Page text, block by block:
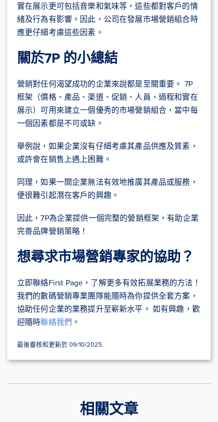
實在展示更可包括音樂和氣味等，這些都對客戶的情
緒及行為有影響。因此，公司在發展市場營銷組合時
應更仔細考慮這些因素。
關於7P 的小總結
營銷對任何渴望成功的企業來說都是至關重要。 7P
框架（價格、產品、渠道、促銷、人員、過程和實在
展示）可用來建立一個優秀的市場營銷組合，當中每
一個因素都是不可或缺。
舉例說，如果企業沒有仔細考慮其產品供應及質素，
或許會在銷售上遇上困難。
同理，如果一間企業無法有效地推廣其產品或服務，
便很難引起潛在客戶的興趣。
因此，7P為企業提供一個完整的營銷框架，有助企業
完善品牌營銷策略！
想尋求市場營銷專家的協助？
立即聯絡First Page，了解更多有效拓展業務的方法！
我們的數碼營銷專業團隊能隨時為你提供全套方案，
協助任何企業的業務提升至嶄新水平。 如有興趣，歡
迎隨時聯絡我們 。
最後審核和更新於 09/10/2025.
相關文章